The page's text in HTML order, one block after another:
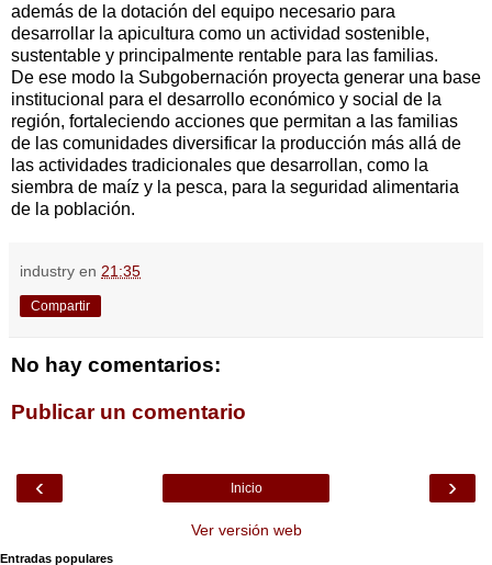
además de la dotación del equipo necesario para
desarrollar la apicultura como un actividad sostenible,
sustentable y principalmente rentable para las familias.
De ese modo la Subgobernación proyecta generar una base
institucional para el desarrollo económico y social de la
región, fortaleciendo acciones que permitan a las familias
de las comunidades diversificar la producción más allá de
las actividades tradicionales que desarrollan, como la
siembra de maíz y la pesca, para la seguridad alimentaria
de la población.
industry en 21:35
Compartir
No hay comentarios:
Publicar un comentario
‹ ›
Inicio
Ver versión web
Entradas populares